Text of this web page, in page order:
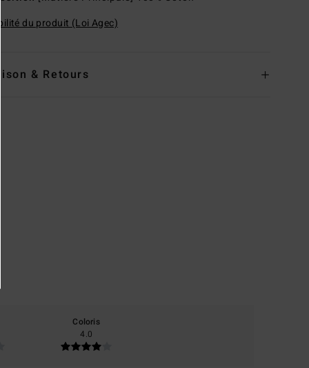
du produit (Loi Agec)
& Retours
Coloris
4.0